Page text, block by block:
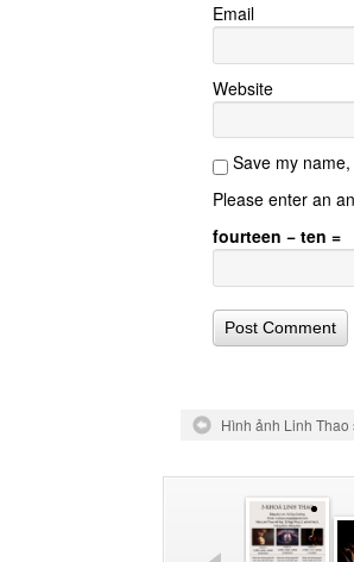
Email
Website
Save my
Please enter an
fourteen − ten =
Hình ảnh Linh